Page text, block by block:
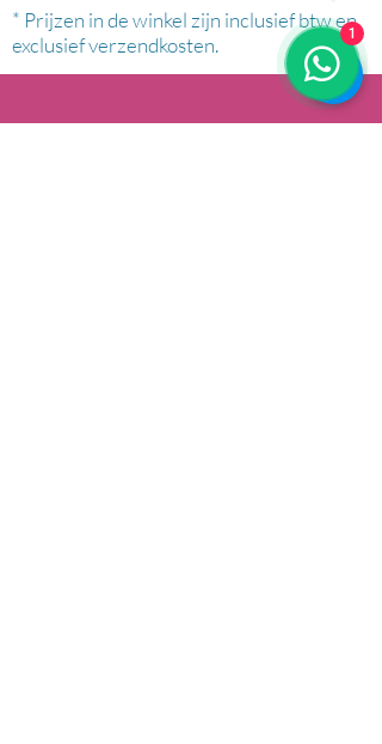
* Prijzen in de winkel zijn inclusief btw en
exclusief verzendkosten.
1